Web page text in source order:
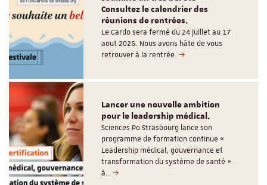
Consultez le calendrier des
réunions de rentrées.
Le Cardo sera fermé du 24 juillet au 17
aout 2026. Nous avons hâte de vous
retrouver à la rentrée.
Lancer une nouvelle ambition
pour le leadership médical.
Sciences Po Strasbourg lance son
programme de formation continue «
Leadership médical, gouvernance et
transformation du système de santé »
à…